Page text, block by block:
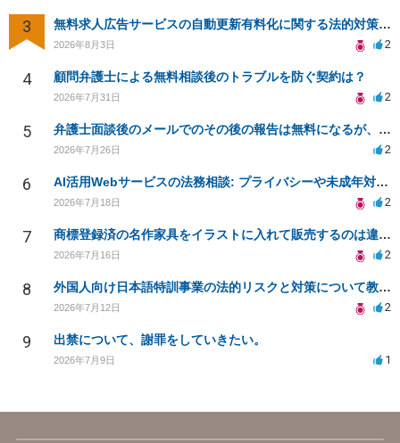
3 無料求人広告サービスの自動更新有料化に関する法的対策は？
2026年8月3日 2
4 顧問弁護士による無料相談後のトラブルを防ぐ契約は？
2026年7月31日 2
5 弁護士面談後のメールでのその後の報告は無料になるが、弁護士として興味ありますか？
2026年7月26日 2
6 AI活用Webサービスの法務相談: プライバシーや未成年対応など
2026年7月18日 2
7 商標登録済の名作家具をイラストに入れて販売するのは違法でしょうか
2026年7月16日 2
8 外国人向け日本語特訓事業の法的リスクと対策について教えてください
2026年7月12日 2
9 出禁について、謝罪をしていきたい。
2026年7月9日 1